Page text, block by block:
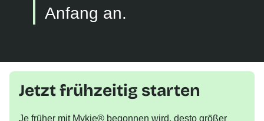
Anfang an.
Jetzt frühzeitig starten
Je früher mit Mykie® begonnen wird, desto größer